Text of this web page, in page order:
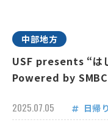
中部地方
USF presents “は
Powered by
2025.07.05 日帰り